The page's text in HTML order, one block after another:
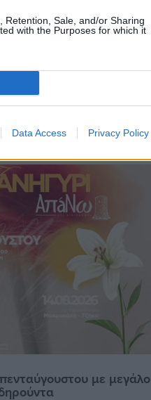
Retention, Sale, and/or Sharing
with the Purposes for which it
Data Access Privacy Policy
επίδομα
με μεγάλο